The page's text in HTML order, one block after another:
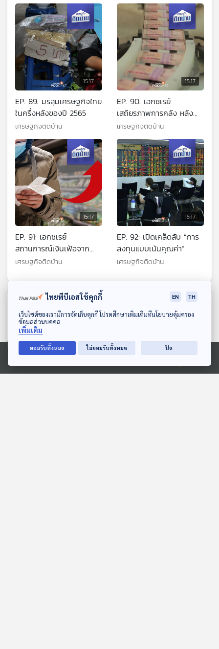
ดาวน์โหลด Thai PBS Podcast Application
Ⓒ 2020 องค์การกระจายเสียงและแพร่ภาพสาธารณะแห่งประเทศไทย
15:17
EP. 89: มรสุมเศรษฐกิจไทย
ในครึ่งหลังของปี 2565
เศรษฐกิจติดบ้าน
15:17
EP. 90: เอกซเรย์
เสถียรภาพการคลัง หลัง
ไทยขยายเพดานหนี้
สาธารณะ
เศรษฐกิจติดบ้าน
15:17
EP. 91: เอกซเรย์
สถานการณ์เงินเฟ้อจาก
อดีตถึงปัจจุบัน
เศรษฐกิจติดบ้าน
15:17
EP. 92: เปิดเคล็ดลับ “การ
ลงทุนแบบเน้นคุณค่า”
เศรษฐกิจติดบ้าน
ตอนที่เกี่ยวข้องไทยพีบีเอสใช้คุกกี้ EN TH
เว็บไซต์ของเรามีการจัดเก็บคุกกี้ โปรดศึกษาเพิ่มเติมที่นโยบายคุ้มครอง
ข้อมูลส่วนบุคคล
เพิ่มเติม
ยอมรับทั้งหมด ไม่ยอมรับทั้งหมด ปิด